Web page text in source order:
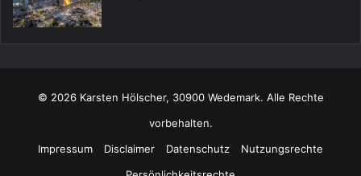
© 2026 Karsten Hölscher, 30900 Wedemark. Alle Rechte
vorbehalten.
Impressum
Disclaimer Datenschutz
Nutzungsrechte